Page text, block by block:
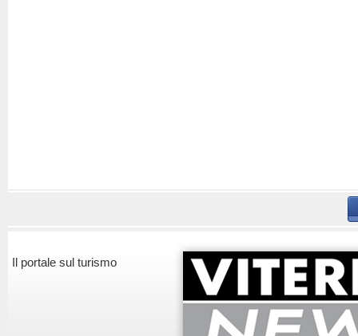
Il portale sul turismo